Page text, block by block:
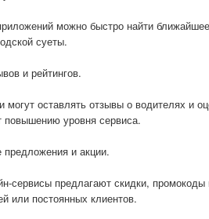
можно быстро найти ближайшее
суеты.
и рейтингов.
могут оставлять отзывы о водителях и
повышению уровня сервиса.
и акции.
сервисы предлагают скидки,
или постоянных клиентов.